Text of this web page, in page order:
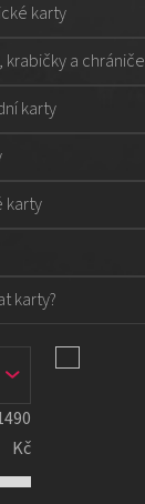
karty
krabičky a chrániče
karty
karty
karty?
Kč